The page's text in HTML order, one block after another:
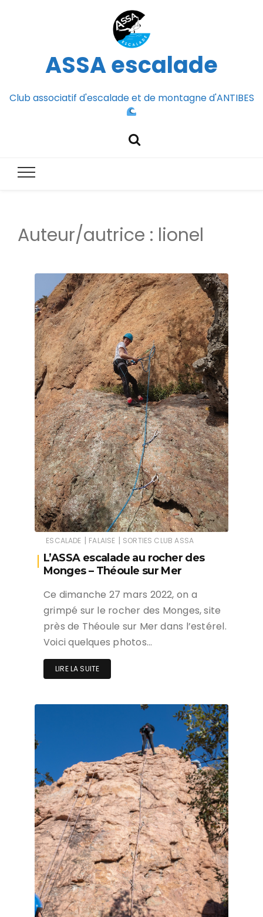
ASSA escalade
Club associatif d'escalade et de montagne d'ANTIBES
Auteur/autrice : lionel
ESCALADE | FALAISE | SORTIES CLUB ASSA
L’ASSA escalade au rocher des
Monges – Théoule sur Mer
Ce dimanche 27 mars 2022, on a
grimpé sur le rocher des Monges, site
près de Théoule sur Mer dans l’estérel.
Voici quelques photos…
LIRE LA SUITE